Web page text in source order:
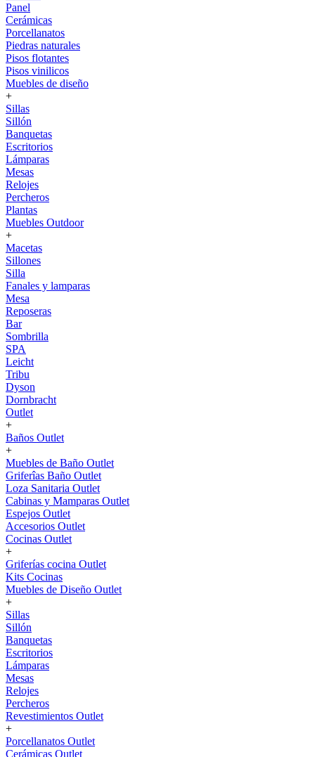
Panel
Cerámicas
Porcellanatos
Piedras naturales
Pisos flotantes
Pisos vinilicos
Muebles de diseño
+
Sillas
Sillón
Banquetas
Escritorios
Lámparas
Mesas
Relojes
Percheros
Plantas
Muebles Outdoor
+
Macetas
Sillones
Silla
Fanales y lamparas
Mesa
Reposeras
Bar
Sombrilla
SPA
Leicht
Tribu
Dyson
Dornbracht
Outlet
+
Baños Outlet
+
Muebles de Baño Outlet
Griferîas Baño Outlet
Loza Sanitaria Outlet
Cabinas y Mamparas Outlet
Espejos Outlet
Accesorios Outlet
Cocinas Outlet
+
Griferías cocina Outlet
Kits Cocinas
Muebles de Diseño Outlet
+
Sillas
Sillón
Banquetas
Escritorios
Lámparas
Mesas
Relojes
Percheros
Revestimientos Outlet
+
Porcellanatos Outlet
Cerámicas Outlet